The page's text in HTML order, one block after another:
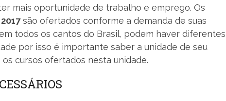
mais oportunidade de trabalho e emprego. Os
são ofertados conforme a demanda de suas
todos os cantos do Brasil, podem haver diferentes
por isso é importante saber a unidade de seu
cursos ofertados nesta unidade.